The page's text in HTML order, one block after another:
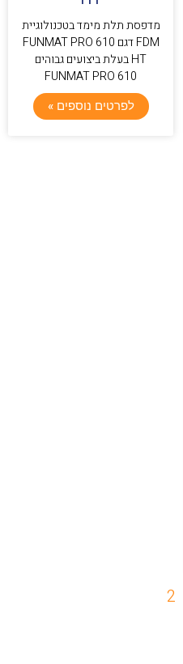
מדפסת תלת מימד בטכנולוגיית
FDM דגם FUNMAT PRO 610
HT בעלת ביצועים גבוהים
FUNMAT PRO 610
לפרטים נוספים »
2